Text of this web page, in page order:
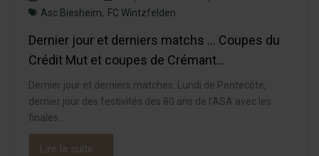
Asc Biesheim, FC Wintzfelden
Dernier jour et derniers matchs … Coupes du
Crédit Mut et coupes de Crémant…
Dernier jour et derniers matches. Lundi de Pentecôte,
dernier jour des festivités des 80 ans de l’ASA avec les
finales...
Lire la suite ...